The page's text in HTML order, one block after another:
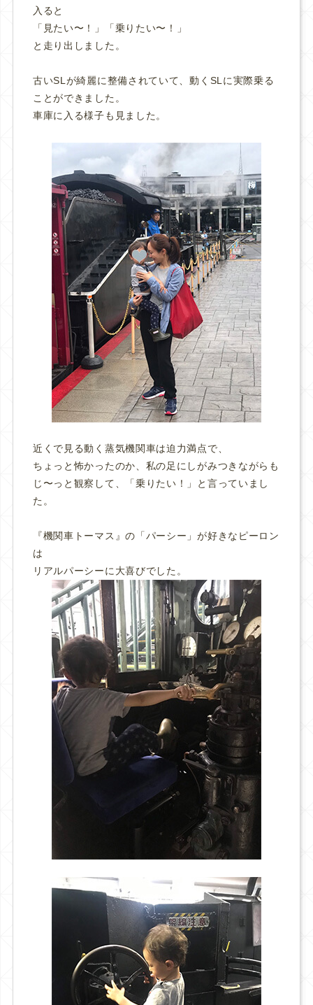
入ると
「見たい〜！」「乗りたい〜！」
と走り出しました。
古いSLが綺麗に整備されていて、動くSLに実際乗る
ことができました。
車庫に入る様子も見ました。
近くで見る動く蒸気機関車は迫力満点で、
ちょっと怖かったのか、私の足にしがみつきながらも
じ〜っと観察して、「乗りたい！」と言っていまし
た。
『機関車トーマス』の「パーシー」が好きなピーロン
は
リアルパーシーに大喜びでした。